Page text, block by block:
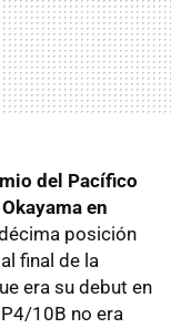
del Pacífico
en
posición
final de la
era su debut en
10B no era